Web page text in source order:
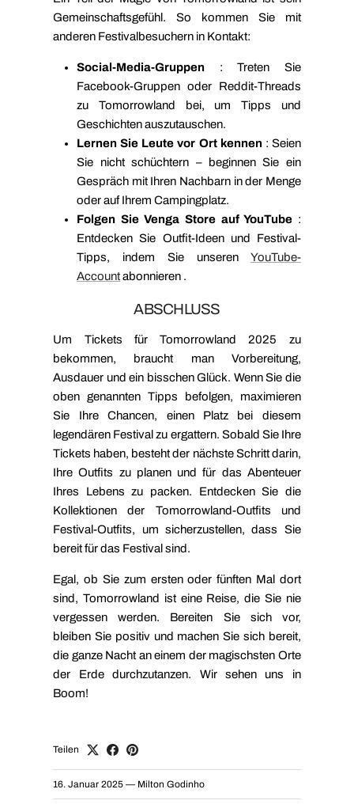
Gemeinschaftsgefühl. So kommen Sie mit
anderen Festivalbesuchern in Kontakt:
Social-Media-Gruppen
: Treten Sie
Facebook-Gruppen oder Reddit-Threads
zu Tomorrowland bei, um Tipps und
Geschichten auszutauschen.
Lernen Sie Leute vor Ort kennen : Seien
Sie nicht schüchtern – beginnen Sie ein
Gespräch mit Ihren Nachbarn in der Menge
oder auf Ihrem Campingplatz.
Folgen Sie Venga Store auf YouTube :
Entdecken Sie Outfit-Ideen und Festival-
Tipps, indem Sie unseren
YouTube-
Accountabonnieren .
ABSCHLUSS
Um Tickets für Tomorrowland 2025 zu
bekommen, braucht man Vorbereitung,
Ausdauer und ein bisschen Glück. Wenn Sie die
oben genannten Tipps befolgen, maximieren
Sie Ihre Chancen, einen Platz bei diesem
legendären Festival zu ergattern. Sobald Sie Ihre
Tickets haben, besteht der nächste Schritt darin,
Ihre Outfits zu planen und für das Abenteuer
Ihres Lebens zu packen. Entdecken Sie die
Kollektionender Tomorrowland-Outfits
und
Festival-Outfits,
um sicherzustellen, dass Sie
bereit für das Festival sind.
Egal, ob Sie zum ersten oder fünften Mal dort
sind, Tomorrowland ist eine Reise, die Sie nie
vergessen werden. Bereiten Sie sich vor,
bleiben Sie positiv und machen Sie sich bereit,
die ganze Nacht an einem der magischsten Orte
der Erde durchzutanzen. Wir sehen uns in
Boom!
Teilen
16. Januar 2025 — Milton Godinho